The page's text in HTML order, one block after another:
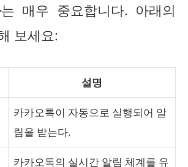
는 매우 중요합니다. 아래의
보세요:
설명
카카오톡이 자동으로 실행되어 알
림을 받는다.
카카오톡의 실시간 알림 체계를 유